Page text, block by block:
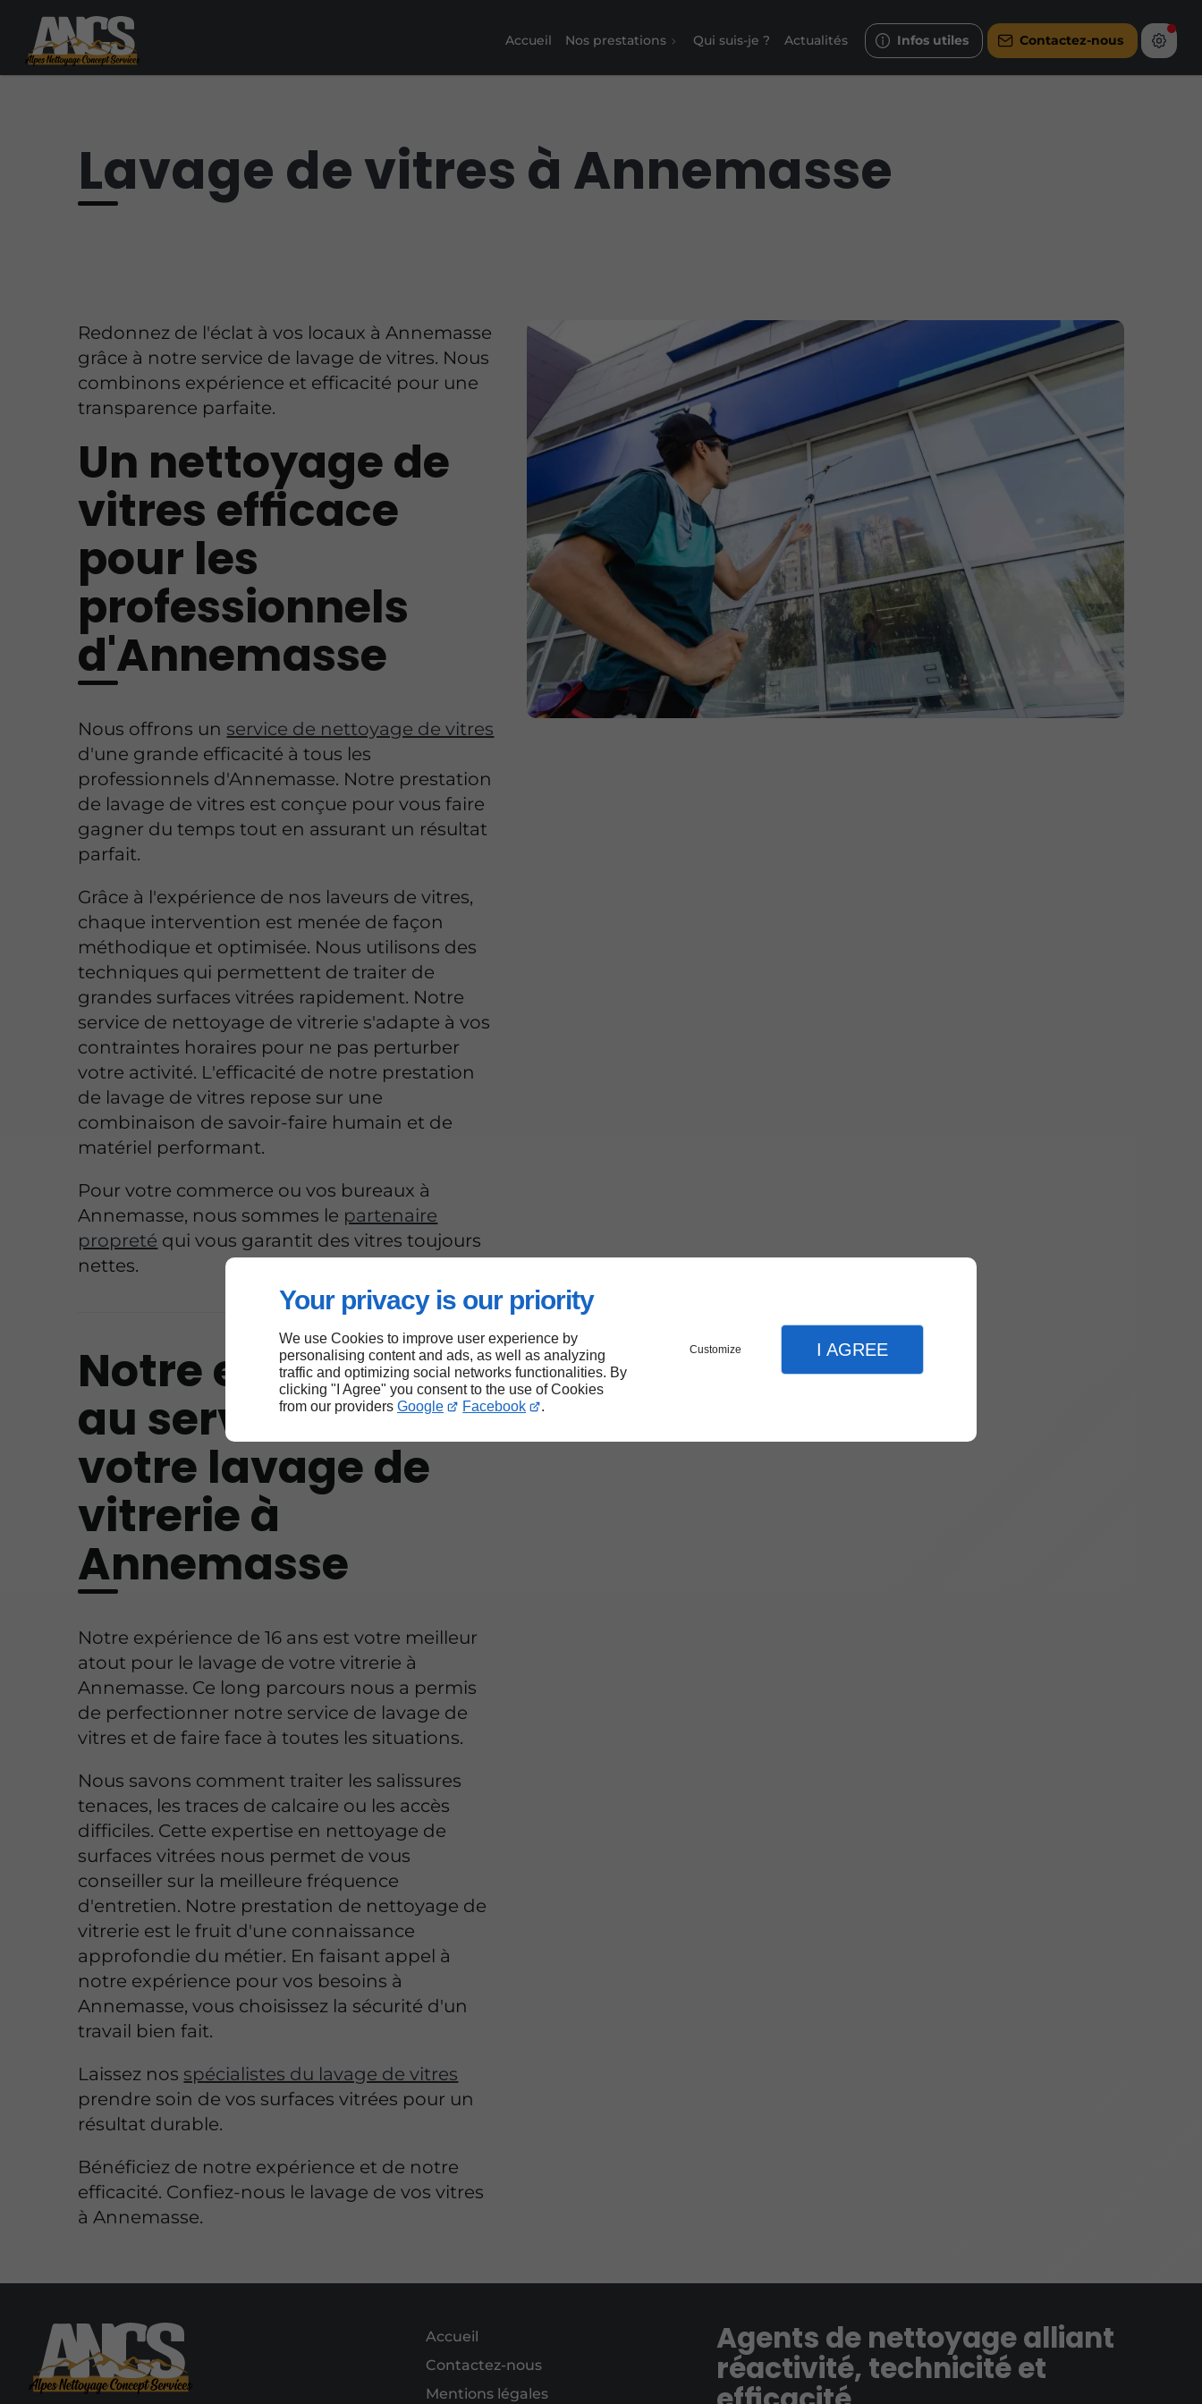
Your privacy is our priority
We use Cookies to improve user experience by
personalising content and ads, as well as analyzing
traffic and optimizing social networks functionalities. By
clicking "I Agree" you consent to the use of Cookies
from our providers Google Facebook .
Customize I AGREE
Accueil Nos prestations Qui suis-je ? Actualités Infos utiles Contactez-nous
Lavage de vitres à Annemasse
Redonnez de l'éclat à vos locaux à Annemasse
grâce à notre service de lavage de vitres. Nous
combinons expérience et efficacité pour une
transparence parfaite.
Un nettoyage de
vitres efficace
pour les
professionnels
d'Annemasse
Nous offrons un service de nettoyage de vitres
d'une grande efficacité à tous les
professionnels d'Annemasse. Notre prestation
de lavage de vitres est conçue pour vous faire
gagner du temps tout en assurant un résultat
parfait.
Grâce à l'expérience de nos laveurs de vitres,
chaque intervention est menée de façon
méthodique et optimisée. Nous utilisons des
techniques qui permettent de traiter de
grandes surfaces vitrées rapidement. Notre
service de nettoyage de vitrerie s'adapte à vos
contraintes horaires pour ne pas perturber
votre activité. L'efficacité de notre prestation
de lavage de vitres repose sur une
combinaison de savoir-faire humain et de
matériel performant.
Pour votre commerce ou vos bureaux à
Annemasse, nous sommes le partenaire
propreté qui vous garantit des vitres toujours
nettes.
Notre expérience
au service de
votre lavage de
vitrerie à
Annemasse
Notre expérience de 16 ans est votre meilleur
atout pour le lavage de votre vitrerie à
Annemasse. Ce long parcours nous a permis
de perfectionner notre service de lavage de
vitres et de faire face à toutes les situations.
Nous savons comment traiter les salissures
tenaces, les traces de calcaire ou les accès
difficiles. Cette expertise en nettoyage de
surfaces vitrées nous permet de vous
conseiller sur la meilleure fréquence
d'entretien. Notre prestation de nettoyage de
vitrerie est le fruit d'une connaissance
approfondie du métier. En faisant appel à
notre expérience pour vos besoins à
Annemasse, vous choisissez la sécurité d'un
travail bien fait.
Laissez nos spécialistes du lavage de vitres
prendre soin de vos surfaces vitrées pour un
résultat durable.
Bénéficiez de notre expérience et de notre
efficacité. Confiez-nous le lavage de vos vitres
à Annemasse.
Accueil
Contactez-nous
Mentions légales
Agents de nettoyage alliant
réactivité, technicité et